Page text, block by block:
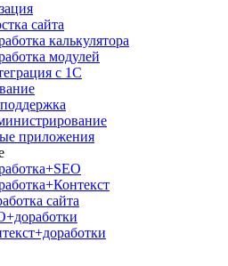
сайта
калькулятора
модулей
с 1С
приложения
сайта